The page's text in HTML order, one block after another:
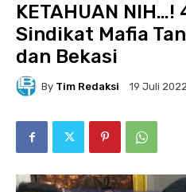
KETAHUAN NIH…!
Sindikat Mafia
dan Bekasi
By Tim Redaksi 19 Juli